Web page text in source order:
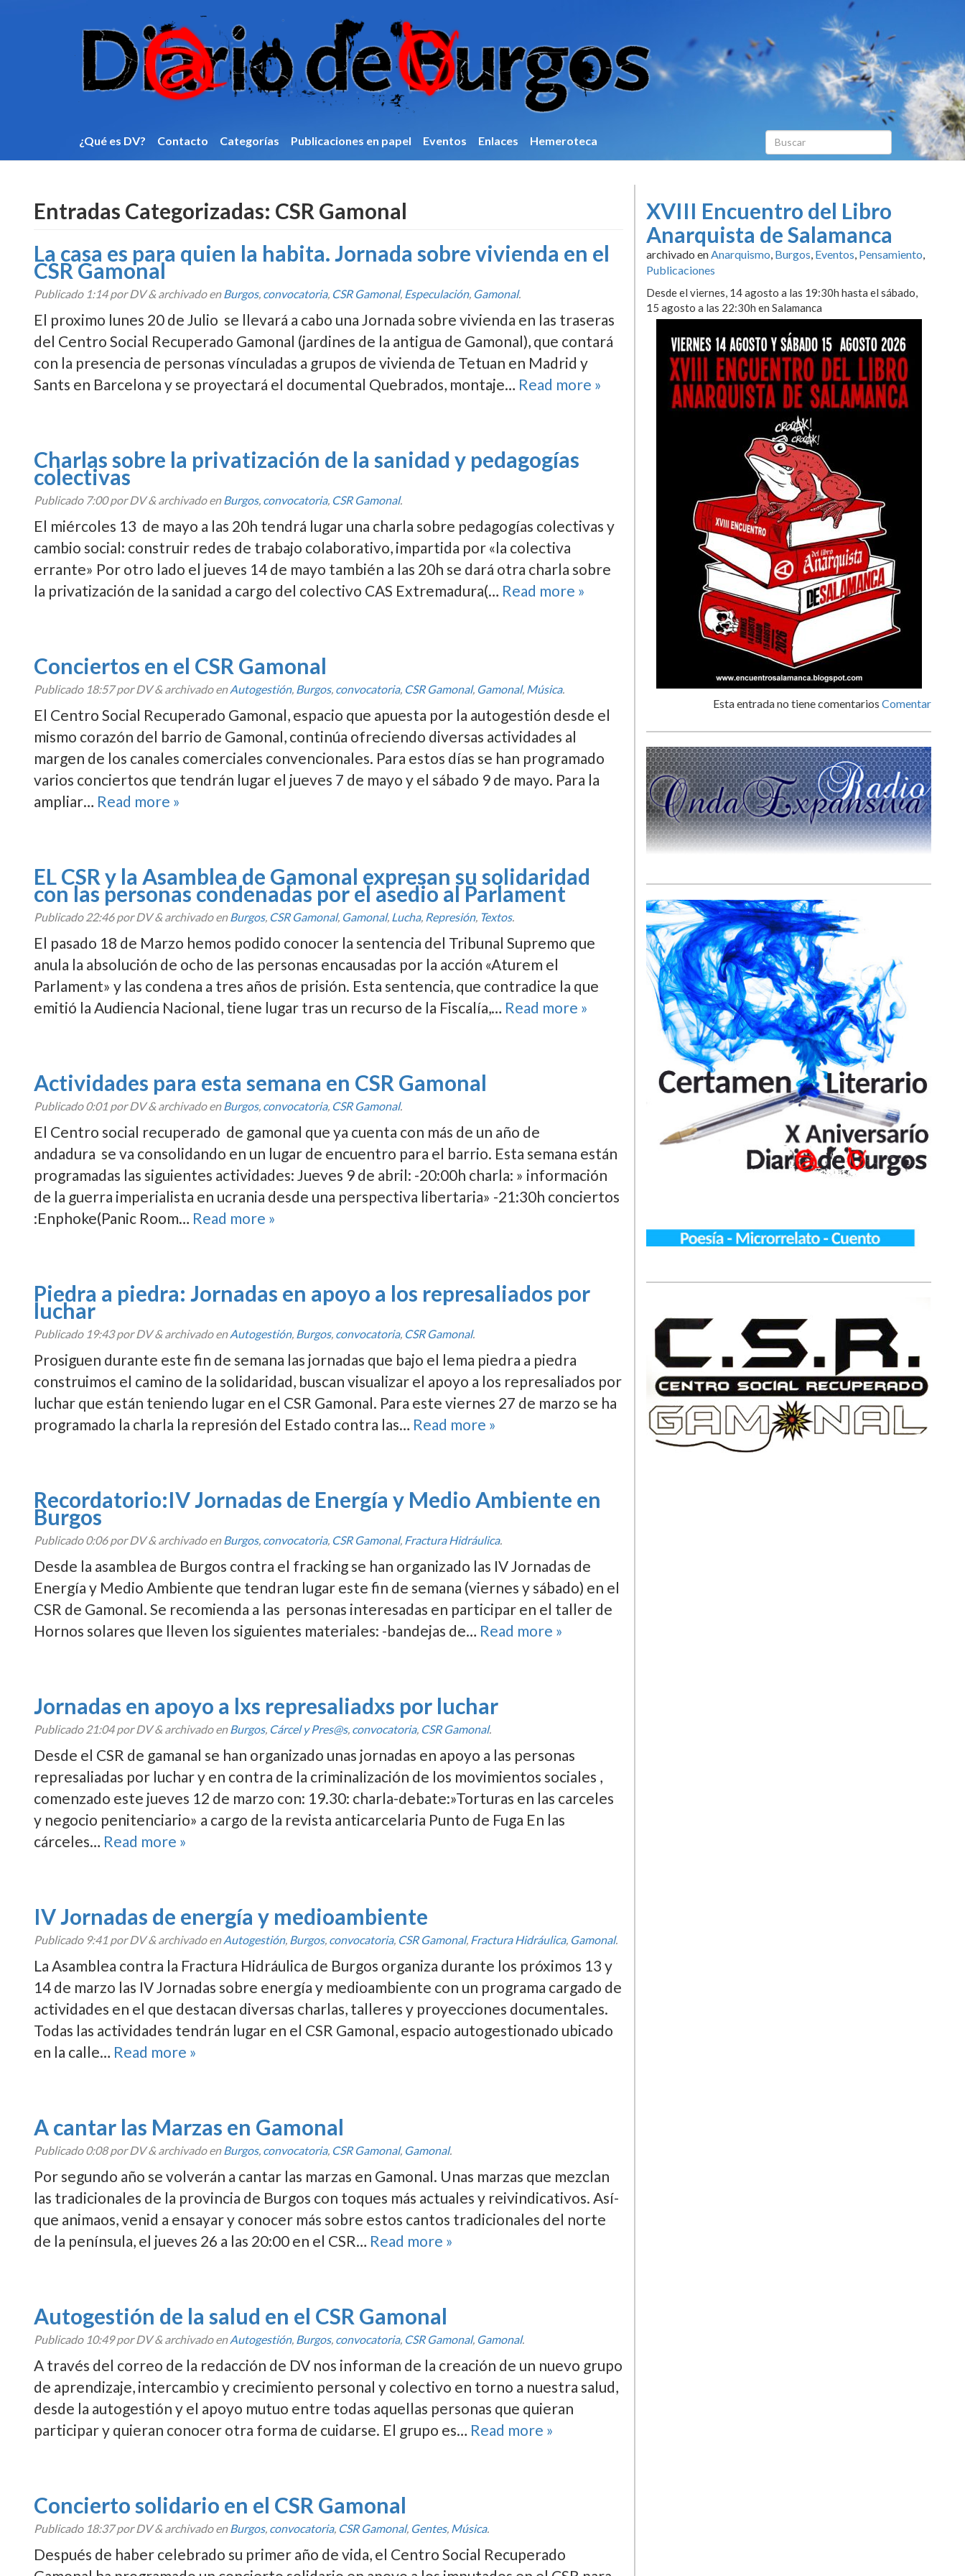
¿Qué es DV? Contacto Categorí­as Publicaciones en papel Eventos Enlaces Hemeroteca
Entradas Categorizadas: CSR Gamonal
La casa es para quien la habita. Jornada sobre vivienda en el
CSR Gamonal
Publicado 1:14por DV&archivado enBurgos, convocatoria, CSR Gamonal, Especulación, Gamonal.
El proximo lunes 20 de Julio se llevará a cabo una Jornada sobre vivienda en las traseras
del Centro Social Recuperado Gamonal (jardines de la antigua de Gamonal), que contará
con la presencia de personas ví­nculadas a grupos de vivienda de Tetuan en Madrid y
Sants en Barcelona y se proyectará el documental Quebrados, montaje… Read more »
Charlas sobre la privatización de la sanidad y pedagogí­as
colectivas
Publicado 7:00por DV&archivado enBurgos, convocatoria, CSR Gamonal.
El miércoles 13 de mayo a las 20h tendrá lugar una charla sobre pedagogí­as colectivas y
cambio social: construir redes de trabajo colaborativo, impartida por «la colectiva
errante» Por otro lado el jueves 14 de mayo también a las 20h se dará otra charla sobre
la privatización de la sanidad a cargo del colectivo CAS Extremadura(… Read more »
Conciertos en el CSR Gamonal
Publicado 18:57por DV&archivado enAutogestión, Burgos, convocatoria, CSR Gamonal, Gamonal, Música.
El Centro Social Recuperado Gamonal, espacio que apuesta por la autogestión desde el
mismo corazón del barrio de Gamonal, continúa ofreciendo diversas actividades al
margen de los canales comerciales convencionales. Para estos dí­as se han programado
varios conciertos que tendrán lugar el jueves 7 de mayo y el sábado 9 de mayo. Para la
ampliar… Read more »
EL CSR y la Asamblea de Gamonal expresan su solidaridad
con las personas condenadas por el asedio al Parlament
Publicado22:46por DV&archivado enBurgos, CSR Gamonal, Gamonal, Lucha, Represión, Textos.
El pasado 18 de Marzo hemos podido conocer la sentencia del Tribunal Supremo que
anula la absolución de ocho de las personas encausadas por la acción «Aturem el
Parlament» y las condena a tres años de prisión. Esta sentencia, que contradice la que
emitió la Audiencia Nacional, tiene lugar tras un recurso de la Fiscalí­a,… Read more »
Actividades para esta semana en CSR Gamonal
Publicado0:01 por DV&archivado enBurgos, convocatoria, CSR Gamonal.
El Centro social recuperado de gamonal que ya cuenta con más de un año de
andadura se va consolidando en un lugar de encuentro para el barrio. Esta semana están
programadas las siguientes actividades: Jueves 9 de abril: -20:00h charla: » información
de la guerra imperialista en ucrania desde una perspectiva libertaria» -21:30h conciertos
:Enphoke(Panic Room… Read more »
Piedra a piedra: Jornadas en apoyo a los represaliados por
luchar
Publicado 19:43por DV&archivado enAutogestión, Burgos, convocatoria, CSR Gamonal.
Prosiguen durante este fin de semana las jornadas que bajo el lema piedra a piedra
construimos el camino de la solidaridad, buscan visualizar el apoyo a los represaliados por
luchar que están teniendo lugar en el CSR Gamonal. Para este viernes 27 de marzo se ha
programado la charla la represión del Estado contra las… Read more »
Recordatorio:IV Jornadas de Energí­a y Medio Ambiente en
Burgos
Publicado0:06por DV&archivado enBurgos, convocatoria, CSR Gamonal, Fractura Hidráulica.
Desde la asamblea de Burgos contra el fracking se han organizado las IV Jornadas de
Energí­a y Medio Ambiente que tendran lugar este fin de semana (viernes y sábado) en el
CSR de Gamonal. Se recomienda a las personas interesadas en participar en el taller de
Hornos solares que lleven los siguientes materiales: -bandejas de… Read more »
Jornadas en apoyo a lxs represaliadxs por luchar
Publicado21:04por DV&archivado enBurgos, Cárcel y Pres@s, convocatoria, CSR Gamonal.
Desde el CSR de gamanal se han organizado unas jornadas en apoyo a las personas
represaliadas por luchar y en contra de la criminalización de los movimientos sociales ,
comenzado este jueves 12 de marzo con: 19.30: charla-debate:»Torturas en las carceles
y negocio penitenciario» a cargo de la revista anticarcelaria Punto de Fuga En las
cárceles… Read more »
IV Jornadas de energí­a y medioambiente
Publicado 9:41 por DV&archivado enAutogestión, Burgos, convocatoria, CSR Gamonal, Fractura Hidráulica, Gamonal.
La Asamblea contra la Fractura Hidráulica de Burgos organiza durante los próximos 13 y
14 de marzo las IV Jornadas sobre energí­a y medioambiente con un programa cargado de
actividades en el que destacan diversas charlas, talleres y proyecciones documentales.
Todas las actividades tendrán lugar en el CSR Gamonal, espacio autogestionado ubicado
en la calle… Read more »
A cantar las Marzas en Gamonal
Publicado0:08por DV&archivado enBurgos, convocatoria, CSR Gamonal, Gamonal.
Por segundo año se volverán a cantar las marzas en Gamonal. Unas marzas que mezclan
las tradicionales de la provincia de Burgos con toques más actuales y reivindicativos. Así­
que animaos, venid a ensayar y conocer más sobre estos cantos tradicionales del norte
de la pení­nsula, el jueves 26 a las 20:00 en el CSR… Read more »
Autogestión de la salud en el CSR Gamonal
Publicado 10:49por DV&archivado enAutogestión, Burgos, convocatoria, CSR Gamonal, Gamonal.
A través del correo de la redacción de DV nos informan de la creación de un nuevo grupo
de aprendizaje, intercambio y crecimiento personal y colectivo en torno a nuestra salud,
desde la autogestión y el apoyo mutuo entre todas aquellas personas que quieran
participar y quieran conocer otra forma de cuidarse. El grupo es… Read more »
Concierto solidario en el CSR Gamonal
Publicado 18:37por DV&archivado enBurgos, convocatoria, CSR Gamonal, Gentes, Música.
Después de haber celebrado su primer año de vida, el Centro Social Recuperado
XVIII Encuentro del Libro
Anarquista de Salamanca
archivado enAnarquismo, Burgos, Eventos, Pensamiento,
Publicaciones
Desde el viernes, 14 agosto a las 19:30h hasta el sábado,
15 agosto a las 22:30h en Salamanca
Esta entrada no tiene comentarios Comentar